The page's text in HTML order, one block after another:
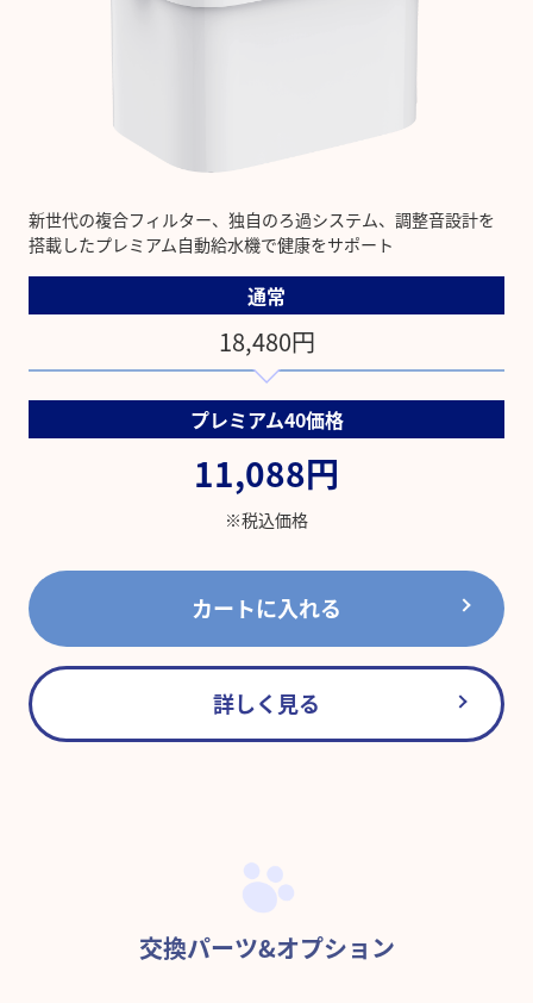
新世代の複合フィルター、独自のろ過システム、調整音設計を
搭載したプレミアム自動給水機で健康をサポート
通常
18,480円
プレミアム40価格
11,088円
※税込価格
カートに入れる
詳しく見る
交換パーツ&オプション